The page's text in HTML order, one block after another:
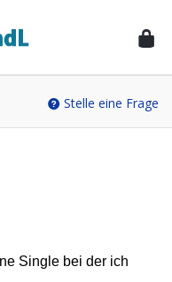
Stelle eine Frage
Single bei der ich